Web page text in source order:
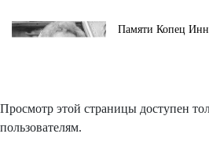
Памяти Копец
Просмотр этой страницы доступен
пользователям.